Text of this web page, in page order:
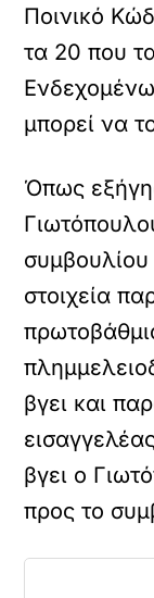
Ποινικό
τα 20 που
μπορεί να
Όπως
στοιχεία
βγει και
βγει ο
προς το